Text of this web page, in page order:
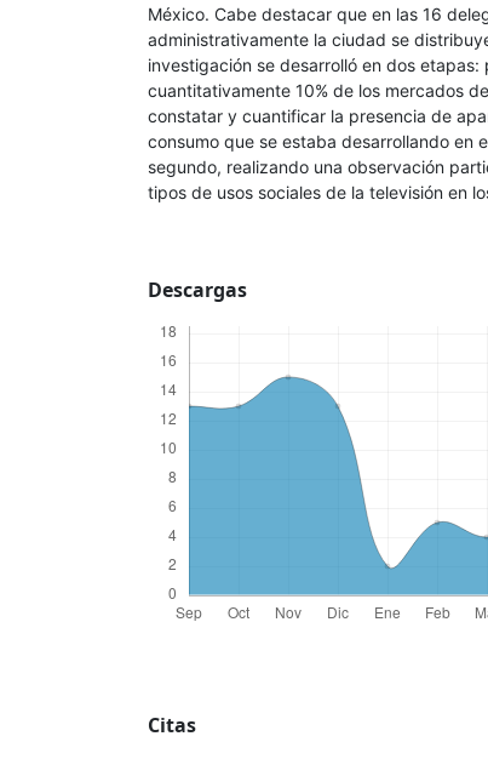
México. Cabe destacar que en las 16
administrativamente la ciudad se
investigación se desarrolló en dos etapas:
cuantitativamente 10% de los mercados
constatar y cuantificar la presencia de
consumo que se estaba desarrollando en
segundo, realizando una observación
tipos de usos sociales de la televisión en
Descargas
Citas